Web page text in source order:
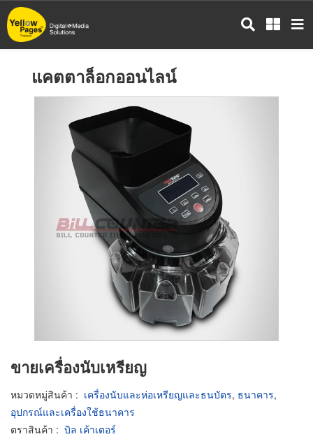
ข้าม
ไป
แคตตาล็อกออนไลน์
ขายเครื่องนับเหรียญ
หมวดหมู่สินค้า : เครื่องนับและห่อเหรียญและธนบัตร, ธนาคาร,
อุปกรณ์และเครื่องใช้ธนาคาร
ตราสินค้า : บิล เค้าเตอร์